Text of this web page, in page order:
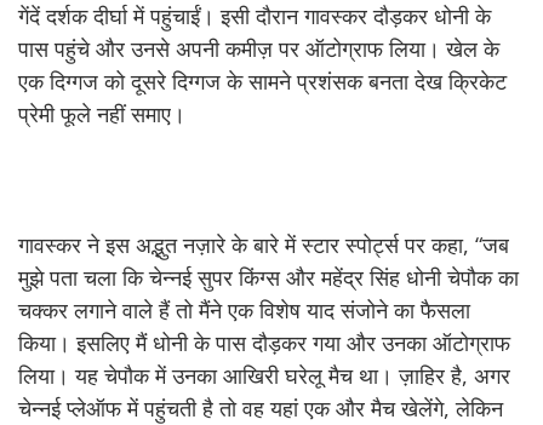
गेंदें दर्शक दीर्घा में पहुंचाईं। इसी दौरान गावस्कर दौड़कर धोनी के
पास पहुंचे और उनसे अपनी कमीज़ पर ऑटोग्राफ लिया। खेल के
एक दिग्गज को दूसरे दिग्गज के सामने प्रशंसक बनता देख क्रिकेट
प्रेमी फूले नहीं समाए।
गावस्कर ने इस अद्भुत नज़ारे के बारे में स्टार स्पोर्ट्स पर कहा, “जब
मुझे पता चला कि चेन्नई सुपर किंग्स और महेंद्र सिंह धोनी चेपौक का
चक्कर लगाने वाले हैं तो मैंने एक विशेष याद संजोने का फैसला
किया। इसलिए मैं धोनी के पास दौड़कर गया और उनका ऑटोग्राफ
लिया। यह चेपौक में उनका आखिरी घरेलू मैच था। ज़ाहिर है, अगर
चेन्नई प्लेऑफ में पहुंचती है तो वह यहां एक और मैच खेलेंगे, लेकिन